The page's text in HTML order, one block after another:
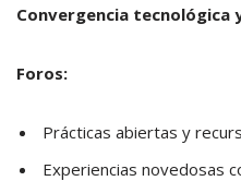
Convergencia tecnológica
Foros:
Prácticas abiertas y
Experiencias novedosas